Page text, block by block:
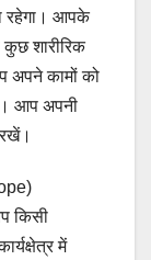
रहेगा। आपके
शारीरिक
अपने कामों को
आप अपनी
किसी
में